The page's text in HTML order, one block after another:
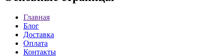
Главная
Блог
Доставка
Оплата
Контакты